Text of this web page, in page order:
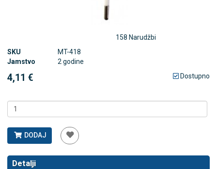
158 Narudžbi
SKU
MT-418
Jamstvo
2 godine
4,11 € Dostupno
DODAJ
Detalji